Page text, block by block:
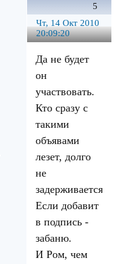
5
Чт, 14 Окт 2010
20:09:20
Да не будет
он
участвовать.
Кто сразу с
такими
объявами
лезет, долго
не
задерживается.
Если добавит
в подпись -
забаню.
И Ром, чем